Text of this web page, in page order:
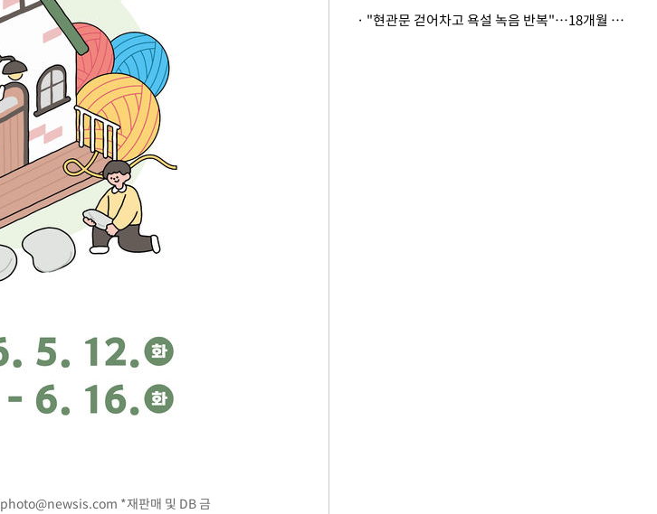
photo@newsis.com *재판매 및 DB 금
· "현관문 걷어차고 욕설 녹음 반복"…18개월 아기 키우는 집 뒤흔든 '앞집의 비극'